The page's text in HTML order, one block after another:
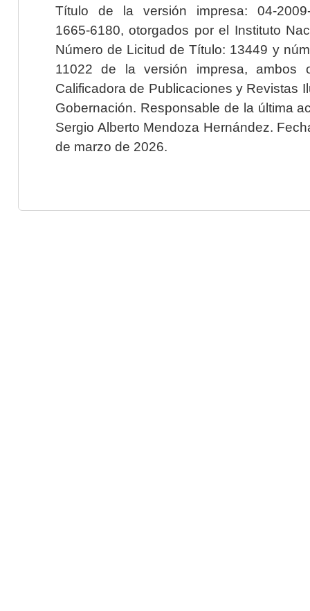
Título de la versión impresa: 04-2009-
1665-6180, otorgados por el Instituto
Número de Licitud de Título: 13449 y
11022 de la versión impresa, ambos
Calificadora de Publicaciones y Revistas
Gobernación. Responsable de la última
Sergio Alberto Mendoza Hernández.
de marzo de 2026.